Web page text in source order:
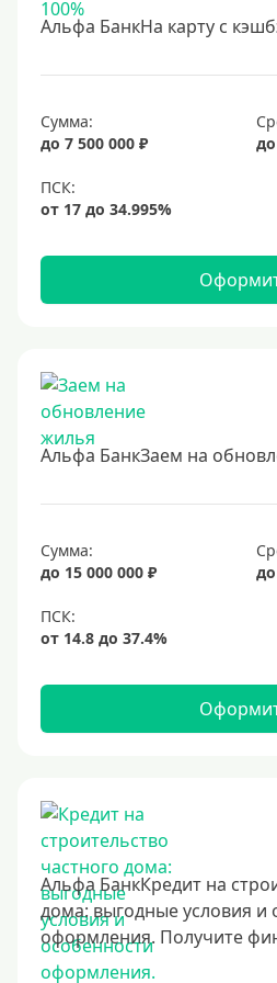
С 18 лет
С 21 года
С 22 лет
С 23 лет
В декрете
Без обеспечения
Без залога
В банке под залог
Долгосрочные
Год
3 года
4 года
6 лет
7 лет
8 лет
9 лет
10 лет
15 лет
Альфа БанкНа карту с
Сумма:
до 7 500 000 ₽
Альфа БанкЗаем на
Сумма:
до 15 000 000 ₽
Альфа БанкКредит на
дома: выгодные условия и
оформления. Получите